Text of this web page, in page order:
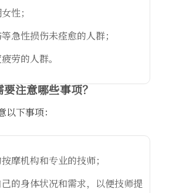
性；
急性损伤未痊愈的人群；
劳的人群。
要注意哪些事项？
下事项：
摩机构和专业的技师；
的身体状况和需求，以便技师提